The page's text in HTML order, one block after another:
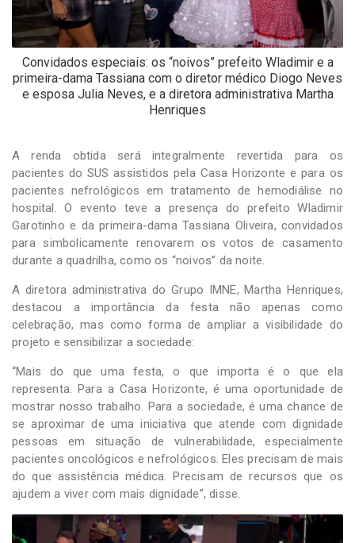
Convidados especiais: os “noivos” prefeito Wladimir e a
primeira-dama Tassiana com o diretor médico Diogo Neves
e esposa Julia Neves, e a diretora administrativa Martha
Henriques
A renda obtida será integralmente revertida para os
pacientes do SUS assistidos pela Casa Horizonte e para os
pacientes nefrológicos em tratamento de hemodiálise no
hospital. O evento teve a presença do prefeito Wladimir
Garotinho e da primeira-dama Tassiana Oliveira, convidados
para simbolicamente renovarem os votos de casamento
durante a quadrilha, como os “noivos” da noite.
A diretora administrativa do Grupo IMNE, Martha Henriques,
destacou a importância da festa não apenas como
celebração, mas como forma de ampliar a visibilidade do
projeto e sensibilizar a sociedade:
“Mais do que uma festa, o que importa é o que ela
representa. Para a Casa Horizonte, é uma oportunidade de
mostrar nosso trabalho. Para a sociedade, é uma chance de
se aproximar de uma iniciativa que atende com dignidade
pessoas em situação de vulnerabilidade, especialmente
pacientes oncológicos e nefrológicos. Eles precisam de mais
do que assistência médica. Precisam de recursos que os
ajudem a viver com mais dignidade”, disse.